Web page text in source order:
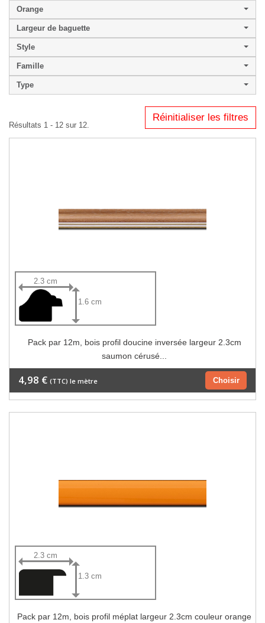
Orange
Largeur de baguette
Style
Famille
Type
Réinitialiser les filtres
Résultats 1 - 12 sur 12.
2.3 cm
1.6 cm
Pack par 12m, bois profil doucine inversée largeur 2.3cm
saumon cérusé...
Choisir
4,98 € (TTC) le mètre
2.3 cm
1.3 cm
Pack par 12m, bois profil méplat largeur 2.3cm couleur orange